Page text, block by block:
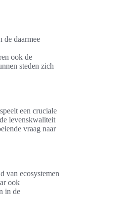
de daarmee
ook de
steden zich
een cruciale
levenskwaliteit
vraag naar
van ecosystemen
ook
in de